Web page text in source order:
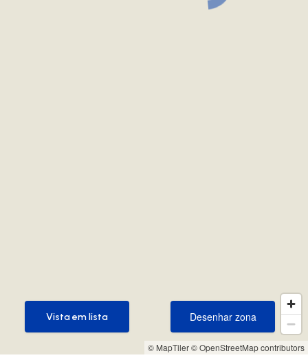
© MapTiler© OpenStreetMap contributors
Desenhar zona
Desenhar zona
Vista em lista
Vista em lista